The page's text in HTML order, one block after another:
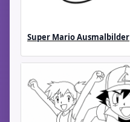
Super Mario Ausmalbilder